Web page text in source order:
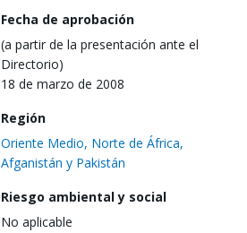
Fecha de aprobación
(a partir de la presentación ante el
Directorio)
18 de marzo de 2008
Región
Oriente Medio, Norte de África,
Afganistán y Pakistán
Riesgo ambiental y social
No aplicable